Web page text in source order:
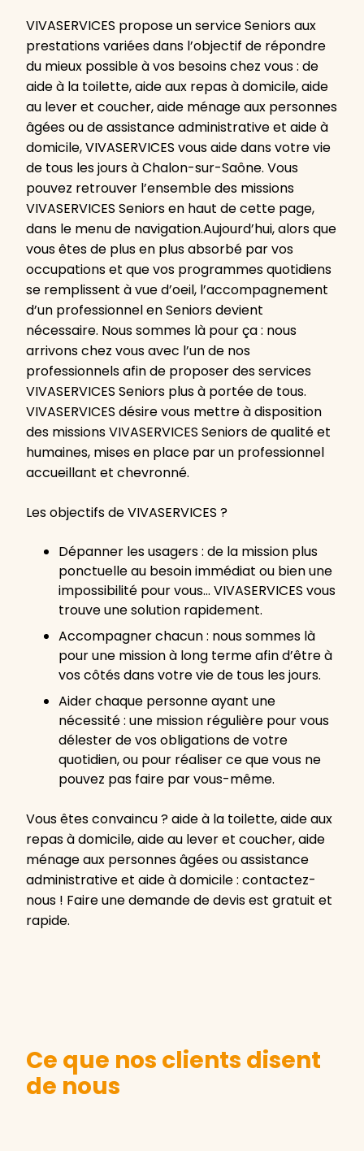
VIVASERVICES propose un service Seniors aux
prestations variées dans l’objectif de répondre
du mieux possible à vos besoins chez vous : de
aide à la toilette, aide aux repas à domicile, aide
au lever et coucher, aide ménage aux personnes
âgées ou de assistance administrative et aide à
domicile, VIVASERVICES vous aide dans votre vie
de tous les jours à Chalon-sur-Saône. Vous
pouvez retrouver l’ensemble des missions
VIVASERVICES Seniors en haut de cette page,
dans le menu de navigation.Aujourd’hui, alors que
vous êtes de plus en plus absorbé par vos
occupations et que vos programmes quotidiens
se remplissent à vue d’oeil, l’accompagnement
d’un professionnel en Seniors devient
nécessaire. Nous sommes là pour ça : nous
arrivons chez vous avec l’un de nos
professionnels afin de proposer des services
VIVASERVICES Seniors plus à portée de tous.
VIVASERVICES désire vous mettre à disposition
des missions VIVASERVICES Seniors de qualité et
humaines, mises en place par un professionnel
accueillant et chevronné.
Les objectifs de VIVASERVICES ?
Dépanner les usagers : de la mission plus
ponctuelle au besoin immédiat ou bien une
impossibilité pour vous… VIVASERVICES vous
trouve une solution rapidement.
Accompagner chacun : nous sommes là
pour une mission à long terme afin d’être à
vos côtés dans votre vie de tous les jours.
Aider chaque personne ayant une
nécessité : une mission régulière pour vous
délester de vos obligations de votre
quotidien, ou pour réaliser ce que vous ne
pouvez pas faire par vous-même.
Vous êtes convaincu ? aide à la toilette, aide aux
repas à domicile, aide au lever et coucher, aide
ménage aux personnes âgées ou assistance
administrative et aide à domicile : contactez-
nous ! Faire une demande de devis est gratuit et
rapide.
Ce que nos clients disent
de nous